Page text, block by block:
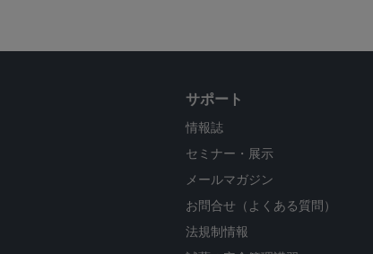
サポート
情報誌
セミナー・展示
メールマガジン
お問合せ（よくある質問）
法規制情報